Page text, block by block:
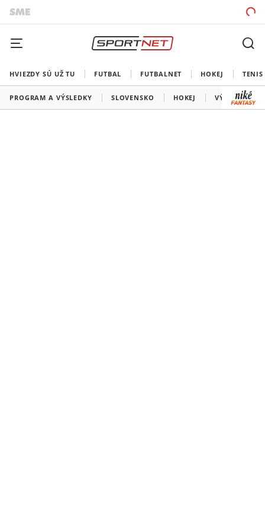
HVIEZDY SÚ UŽ TU FUTBAL FUTBALNET HOKEJ TENIS
PROGRAM A VÝSLEDKY SLOVENSKO HOKEJ VÝSLEDKY